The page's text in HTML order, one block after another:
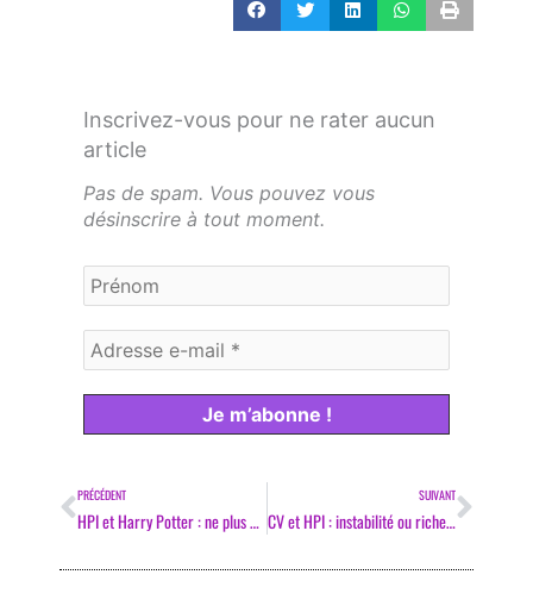
Inscrivez-vous pour ne rater aucun
article
Pas de spam. Vous pouvez vous
désinscrire à tout moment.
Précédent
PRÉCÉDENT
HPI et Harry Potter : ne plus douter de soi
SUIVANT
CV et HPI : instabilité ou richesse ?